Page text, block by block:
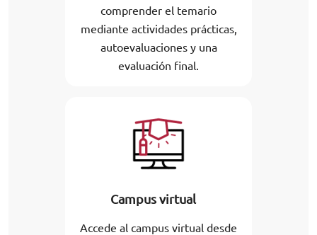
comprender el temario
mediante actividades prácticas,
autoevaluaciones y una
evaluación final.
Campus virtual
Accede al campus virtual desde